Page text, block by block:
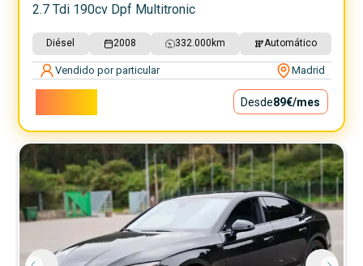
2.7 Tdi 190cv Dpf Multitronic
Diésel 2008 332.000 km Automático
Vendido por particular Madrid
Desde89€/mes